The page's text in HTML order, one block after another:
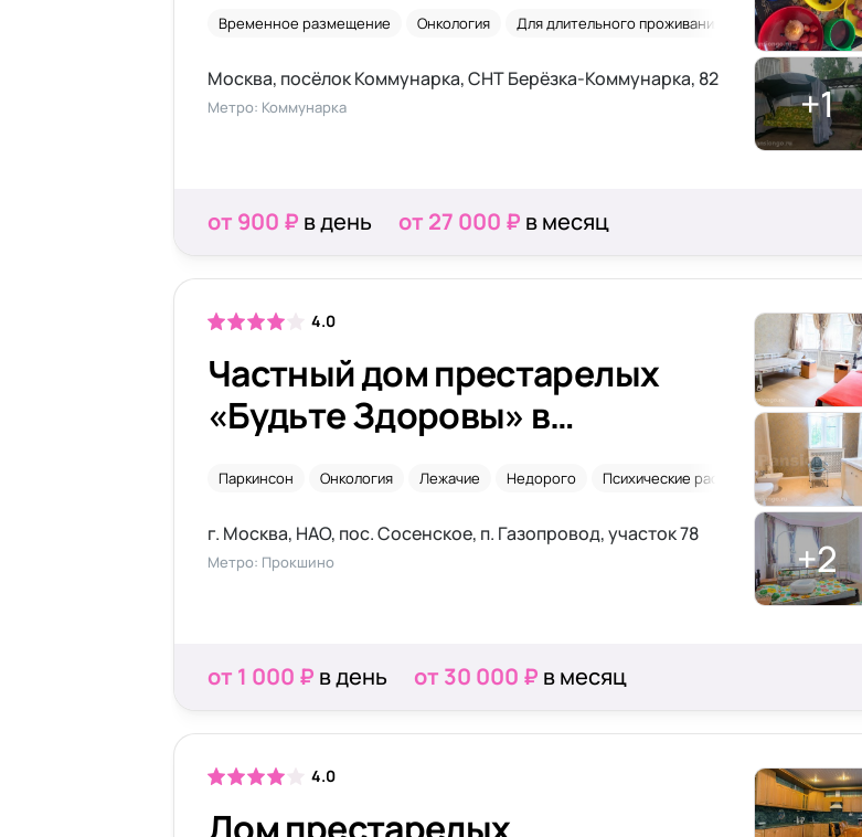
Временное размещение Онкология Для длительного проживания После операций
Москва, посёлок Коммунарка, СНТ Берёзка-Коммунарка, 82
Метро: Коммунарка +1
от 900 ₽ в день от 27 000 ₽ в месяц
4.0
Частный дом престарелых
«Будьте Здоровы» в
Паркинсон Онкология Лежачие Недорого Психические расстройства
г. Москва, НАО, пос. Сосенское, п. Газопровод, участок 78
Метро: Прокшино +2
от 1 000 ₽ в день от 30 000 ₽ в месяц
4.0